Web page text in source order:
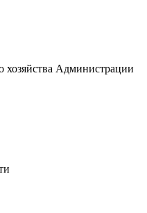
хозяйства Администрации